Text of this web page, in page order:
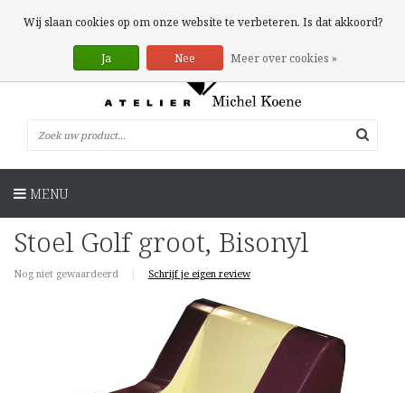
0 Artikelen
MENU
Stoel Golf groot, Bisonyl
Nog niet gewaardeerd | Schrijf je eigen review
Wij slaan cookies op om onze website te verbeteren. Is dat akkoord?
Ja Nee Meer over cookies »